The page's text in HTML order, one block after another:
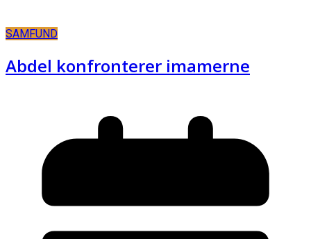
SAMFUND
Abdel konfronterer imamerne